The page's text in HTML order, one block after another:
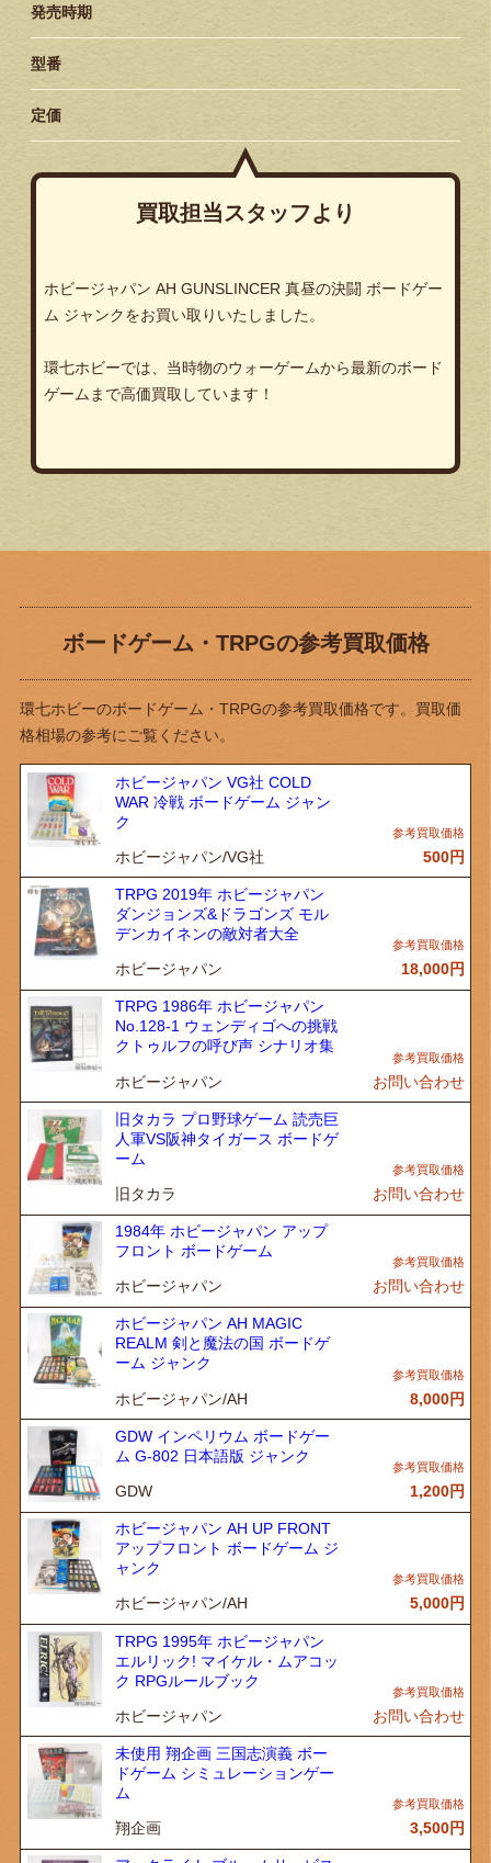
発売時期
型番
定価
買取担当スタッフより
ホビージャパン AH GUNSLINCER 真昼の決闘 ボードゲー
ム ジャンクをお買い取りいたしました。
環七ホビーでは、当時物のウォーゲームから最新のボード
ゲームまで高価買取しています！
ボードゲーム・TRPGの参考買取価格
環七ホビーのボードゲーム・TRPGの参考買取価格です。買取価
格相場の参考にご覧ください。
ホビージャパン VG社 COLD
WAR 冷戦 ボードゲーム ジャン
ク
ホビージャパン/VG社 500円
TRPG 2019年 ホビージャパン
ダンジョンズ&ドラゴンズ モル
デンカイネンの敵対者大全
ホビージャパン 18,000円
TRPG 1986年 ホビージャパン
No.128-1 ウェンディゴへの挑戦
クトゥルフの呼び声 シナリオ集
ホビージャパン お問い合わせ
旧タカラ プロ野球ゲーム 読売巨
人軍VS阪神タイガース ボードゲ
ーム
旧タカラ お問い合わせ
1984年 ホビージャパン アップ
フロント ボードゲーム
ホビージャパン お問い合わせ
ホビージャパン AH MAGIC
REALM 剣と魔法の国 ボードゲ
ーム ジャンク
ホビージャパン/AH 8,000円
GDW インペリウム ボードゲー
ム G-802 日本語版 ジャンク
GDW 1,200円
ホビージャパン AH UP FRONT
アップフロント ボードゲーム ジ
ャンク
ホビージャパン/AH 5,000円
TRPG 1995年 ホビージャパン
エルリック! マイケル・ムアコッ
ク RPGルールブック
ホビージャパン お問い合わせ
未使用 翔企画 三国志演義 ボー
ドゲーム シミュレーションゲー
ム
翔企画 3,500円